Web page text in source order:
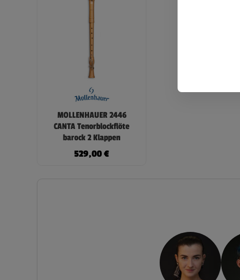
MOLLENHAUER 2446
CANTA Tenorblockflöte
barock 2 Klappen
529,00€